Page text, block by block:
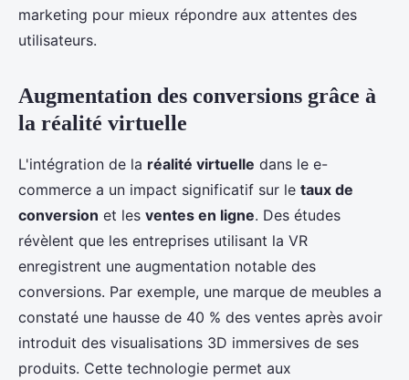
marketing pour mieux répondre aux attentes des
utilisateurs.
Augmentation des conversions grâce à
la réalité virtuelle
L'intégration de la réalité virtuelle dans le e-
commerce a un impact significatif sur le taux de
conversion et les ventes en ligne. Des études
révèlent que les entreprises utilisant la VR
enregistrent une augmentation notable des
conversions. Par exemple, une marque de meubles a
constaté une hausse de 40 % des ventes après avoir
introduit des visualisations 3D immersives de ses
produits. Cette technologie permet aux